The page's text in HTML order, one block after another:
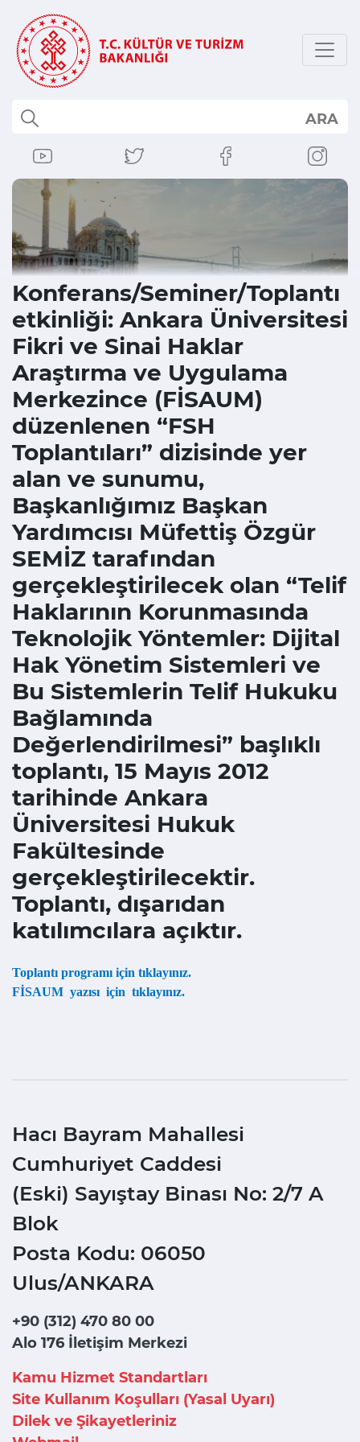
ARA
Konferans/Seminer/Toplantı
etkinliği: Ankara Üniversitesi
Fikri ve Sinai Haklar
Araştırma ve Uygulama
Merkezince (FİSAUM)
düzenlenen “FSH
Toplantıları” dizisinde yer
alan ve sunumu,
Başkanlığımız Başkan
Yardımcısı Müfettiş Özgür
SEMİZ tarafından
gerçekleştirilecek olan “Telif
Haklarının Korunmasında
Teknolojik Yöntemler: Dijital
Hak Yönetim Sistemleri ve
Bu Sistemlerin Telif Hukuku
Bağlamında
Değerlendirilmesi” başlıklı
toplantı, 15 Mayıs 2012
tarihinde Ankara
Üniversitesi Hukuk
Fakültesinde
gerçekleştirilecektir.
Toplantı, dışarıdan
katılımcılara açıktır.
Toplantı programı için tıklayınız.
FİSAUM yazısı için tıklayınız.
Hacı Bayram Mahallesi
Cumhuriyet Caddesi
(Eski) Sayıştay Binası No: 2/7 A
Blok
Posta Kodu: 06050
Ulus/ANKARA
+90 (312) 470 80 00
Alo 176 İletişim Merkezi
Kamu Hizmet Standartları
Site Kullanım Koşulları (Yasal Uyarı)
Dilek ve Şikayetleriniz